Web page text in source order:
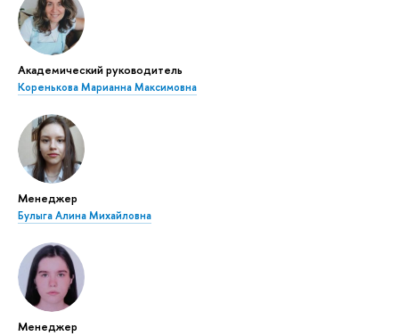
Академический руководитель
Коренькова Марианна Максимовна
Менеджер
Булыга Алина Михайловна
Менеджер